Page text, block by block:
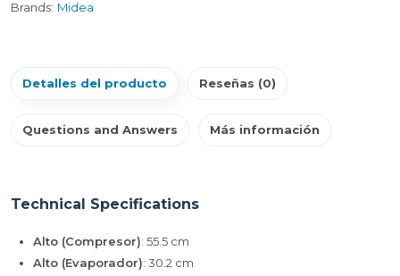
Brands: Midea
Detalles del producto Reseñas (0)
Questions and Answers Más información
Technical Specifications
Alto (Compresor): 55.5 cm
Alto (Evaporador): 30.2 cm